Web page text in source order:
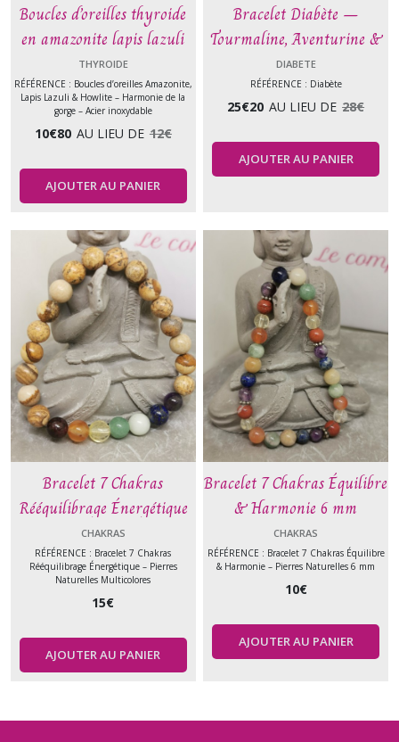
Boucles d’oreilles thyroide
en amazonite lapis lazuli
howlite – Bijou pierres
naturelles communication
apaisement
THYROIDE
RÉFÉRENCE : Boucles d’oreilles Amazonite,
Lapis Lazuli & Howlite – Harmonie de la
gorge – Acier inoxydable
10€80 AU LIEU DE 12€
AJOUTER AU PANIER
Bracelet Diabète –
Tourmaline, Aventurine &
Citrine – 6 mm, monté par
Vynnie
DIABETE
RÉFÉRENCE : Diabète
25€20 AU LIEU DE 28€
AJOUTER AU PANIER
Bracelet 7 Chakras
Rééquilibrage Énergétique
8mm
CHAKRAS
RÉFÉRENCE : Bracelet 7 Chakras
Rééquilibrage Énergétique – Pierres
Naturelles Multicolores
15€
AJOUTER AU PANIER
Bracelet 7 Chakras Équilibre
& Harmonie 6 mm
CHAKRAS
RÉFÉRENCE : Bracelet 7 Chakras Équilibre
& Harmonie – Pierres Naturelles 6 mm
10€
AJOUTER AU PANIER